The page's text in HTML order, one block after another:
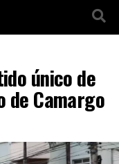
único de
de Camargo